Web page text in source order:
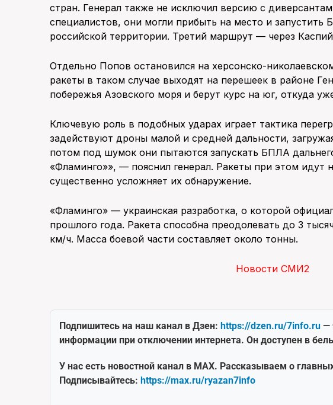
стран. Генерал также не исключил версию с
специалистов, они могли прибыть на место и запустить
российской территории. Третий маршрут — через
Отдельно Попов остановился на херсонско-
ракеты в таком случае выходят на перешеек в районе
побережья Азовского моря и берут курс на юг, откуда
Ключевую роль в подобных ударах играет тактика
задействуют дроны малой и средней дальности,
потом под шумок они пытаются запускать БПЛА
«Фламинго»», — пояснил генерал. Ракеты при этом идут
существенно усложняет их обнаружение.
«Фламинго» — украинская разработка, о которой
прошлого года. Ракета способна преодолевать до 3
км/ч. Масса боевой части составляет около тонны.
Новости СМИ2
Подпишитесь на наш канал в Дзен: https://dzen.ru/7info.ru —
информации при отключении интернета. Он доступен в
У нас есть новостной канал в MAX. Рассказываем о
Подписывайтесь: https://max.ru/ryazan7info